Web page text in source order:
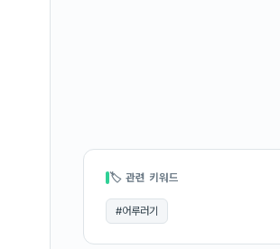
🏷 관련 키워드
#어루러기